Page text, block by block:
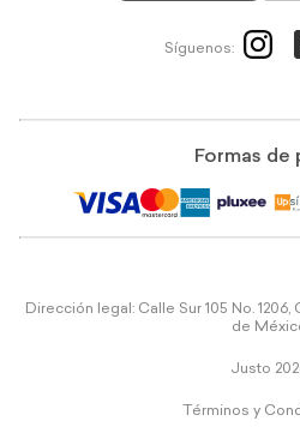
Síguenos:
Formas de
Dirección legal: Calle Sur 105 No.
de
Justo
Términos y